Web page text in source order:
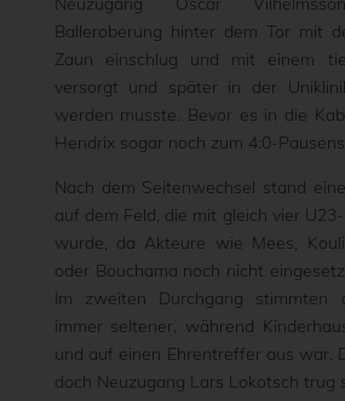
Balleroberung hinter dem Tor mit
Zaun einschlug und mit einem
versorgt und später in der
werden musste. Bevor es in die
Hendrix sogar noch zum 4:0-
Nach dem Seitenwechsel stand
auf dem Feld, die mit gleich vier
wurde, da Akteure wie Mees,
oder Bouchama noch nicht
Im zweiten Durchgang stimmten
immer seltener, während
und auf einen Ehrentreffer aus war.
doch Neuzugang Lars Lokotsch trug